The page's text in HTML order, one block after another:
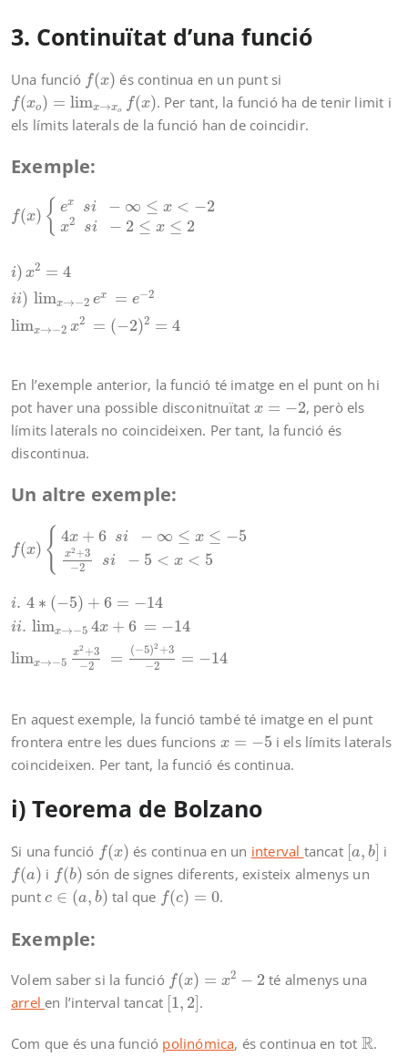
3. Continuïtat d’una funció
Una funció f(x)
f(x) és continua en un punt si
f(xo) = limx→xo f(x)
f(xo )= limx→ o (x)
. Per tant, la funció ha de tenir limit i
els límits laterals de la funció han de coincidir.
Exemple:
f(x) { ex si − ∞ ≤ x < −2
x2 si − 2 ≤ x ≤ 2
i) x2 = 4
ii) limx→−2 ex = e−2
limx→−2 x2 = (−2)2 = 4
x i− ≤ 2s ≤ ≤2
En l’exemple anterior, la funció té imatge en el punt on hi
pot haver una possible disconitnuïtat x = −2
x=−
, però els
límits laterals no coincideixen. Per tant, la funció és
discontinua.
Un altre exemple:
f(x) { 4x + 6 si − ∞ ≤ x ≤ −5
x2 +3
−2 si − 5 < x < 5
i. 4 ∗ (−5) + 6 = −14
ii. limx→−5 4x + 6 = −14
limx→−5
x2 +3
−2 = (−5)2 +3
−2 = −14
x +6 ∞ x≤ 3 i <
En aquest exemple, la funció també té imatge en el punt
frontera entre les dues funcions x = −5
x=−
i els límits laterals
coincideixen. Per tant, la funció és continua.
i) Teorema de Bolzano
Si una funció f(x)
f(x) és continua en un interval tancat a, b]
[a b] i
f(a)
f(a) i f(b)
f(b) són de signes diferents, existeix almenys un
punt c ∈ (a, b)
c ∈( a, ) tal que f(c) = 0
f(c)= 0 .
Exemple:
Volem saber si la funció f(x) = x2 − 2
f(x = 2
té almenys una
arrel en l’interval tancat [1, 2]
[1, 2].
Com que és una funció polinómica, és continua en tot R
R.